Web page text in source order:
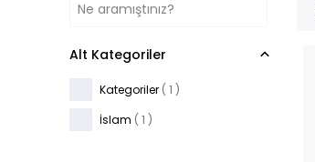
Alt Kategoriler
Kategoriler ( 1 )
İslam ( 1 )